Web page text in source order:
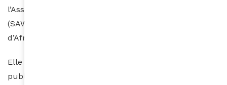
l’Association des femmes juristes sud-africaines
(SAWLA) et de l’Association des femmes d’affaires
d’Afrique du Sud (BWASA).
Elle est l’auteure et la co-auteure de plusieurs
publications sur la gestion et l’intégration de la